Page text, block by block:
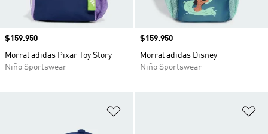
Precio
$159.950
Morral adidas Pixar Toy Story
Niño Sportswear
Precio
$159.950
Morral adidas Disney
Niño Sportswear